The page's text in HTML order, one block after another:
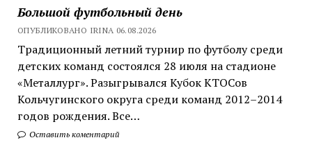
Большой футбольный день
ОПУБЛИКОВАНО IRINA 06.08.2026
Традиционный летний турнир по футболу среди
детских команд состоялся 28 июля на стадионе
«Металлург». Разыгрывался Кубок КТОСов
Кольчугинского округа среди команд 2012–2014
годов рождения. Все…
Оставить коментарий